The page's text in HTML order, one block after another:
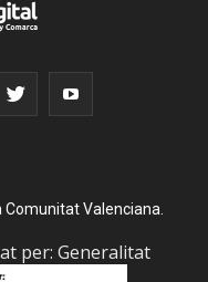
Comunitat Valenciana.
per: Generalitat